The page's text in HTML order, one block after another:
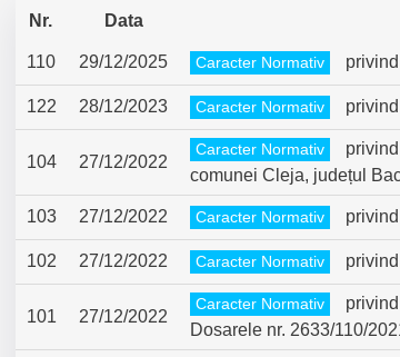
Nr. Data
110 29/12/2025 Caracter Normativ
122 28/12/2023 Caracter Normativ
104 27/12/2022
Caracter Normativ
comunei Cleja, județul
103 27/12/2022 Caracter Normativ
102 27/12/2022 Caracter Normativ
101 27/12/2022
Caracter Normativ
Dosarele nr. 2633/110/